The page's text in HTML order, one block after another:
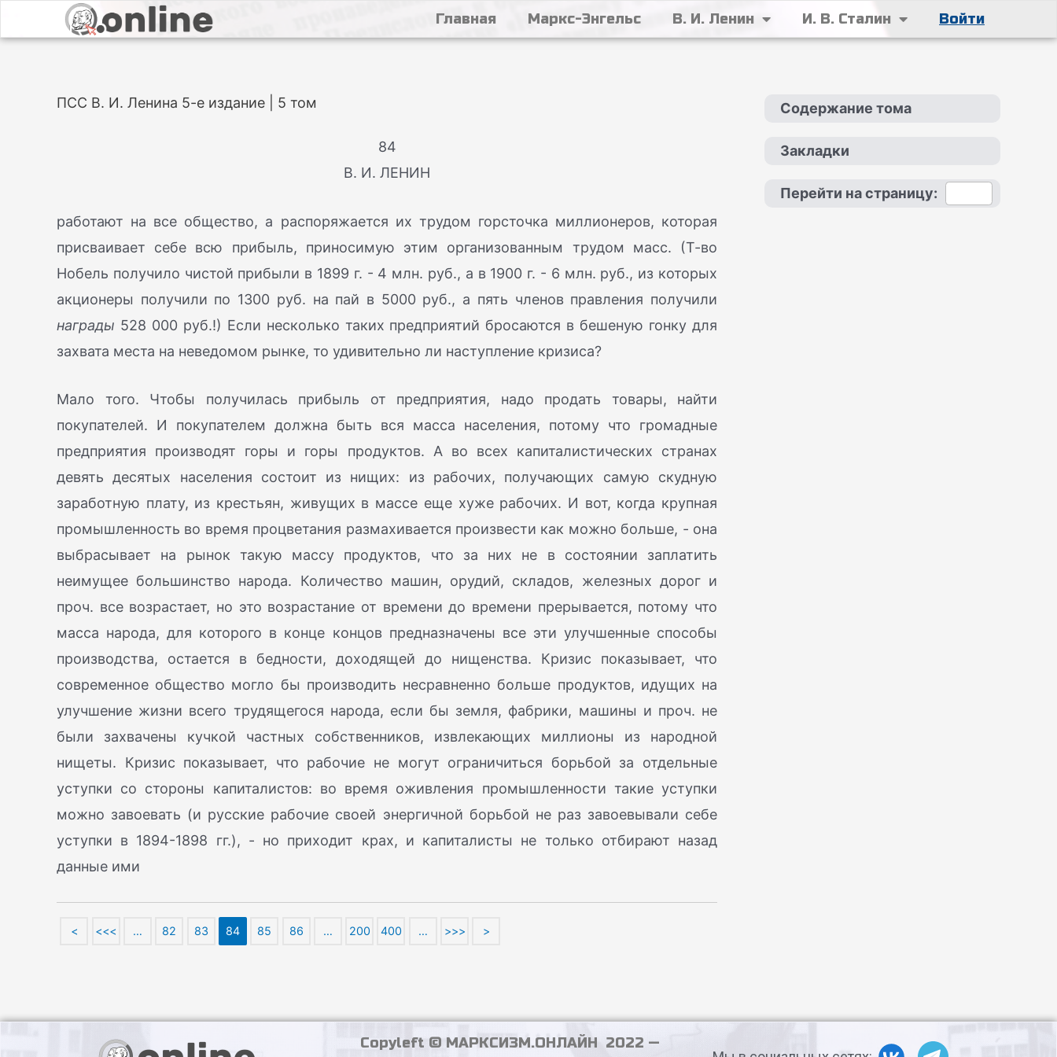
Главная Маркс-Энгельс В. И. Ленин И. В. Сталин Войти
ПСС В. И. Ленина 5-е издание | 5 том
84
В. И. ЛЕНИН
работают на все общество, а распоряжается их трудом горсточка миллионеров, которая
присваивает себе всю прибыль, приносимую этим организованным трудом масс. (Т-во
Нобель получило чистой прибыли в 1899 г. - 4 млн. руб., а в 1900 г. - 6 млн. руб., из которых
акционеры получили по 1300 руб. на пай в 5000 руб., а пять членов правления получили
награды 528 000 руб.!) Если несколько таких предприятий бросаются в бешеную гонку для
захвата места на неведомом рынке, то удивительно ли наступление кризиса?
Мало того. Чтобы получилась прибыль от предприятия, надо продать товары, найти
покупателей. И покупателем должна быть вся масса населения, потому что громадные
предприятия производят горы и горы продуктов. А во всех капиталистических странах
девять десятых населения состоит из нищих: из рабочих, получающих самую скудную
заработную плату, из крестьян, живущих в массе еще хуже рабочих. И вот, когда крупная
промышленность во время процветания размахивается произвести как можно больше, - она
выбрасывает на рынок такую массу продуктов, что за них не в состоянии заплатить
неимущее большинство народа. Количество машин, орудий, складов, железных дорог и
проч. все возрастает, но это возрастание от времени до времени прерывается, потому что
масса народа, для которого в конце концов предназначены все эти улучшенные способы
производства, остается в бедности, доходящей до нищенства. Кризис показывает, что
современное общество могло бы производить несравненно больше продуктов, идущих на
улучшение жизни всего трудящегося народа, если бы земля, фабрики, машины и проч. не
были захвачены кучкой частных собственников, извлекающих миллионы из народной
нищеты. Кризис показывает, что рабочие не могут ограничиться борьбой за отдельные
уступки со стороны капиталистов: во время оживления промышленности такие уступки
можно завоевать (и русские рабочие своей энергичной борьбой не раз завоевывали себе
уступки в 1894-1898 гг.), - но приходит крах, и капиталисты не только отбирают назад
данные ими
< <<< … 82 83 84 85 86 … 200 400 … >>> >
Содержание тома
Закладки
Перейти на страницу:
Copyleft © МАРКСИЗМ.ОНЛАЙН 2022 —